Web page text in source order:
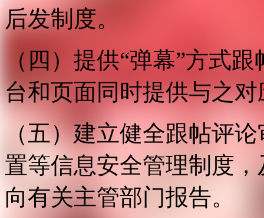
后发制度。
（四）提供“弹幕”方式
台和页面同时提供与之
（五）建立健全跟帖评
置等信息安全管理制度
向有关主管部门报告。